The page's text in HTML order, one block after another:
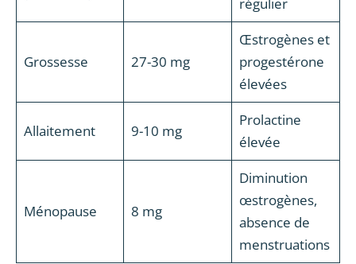
régulier
Grossesse 27-30 mg
Œstrogènes et
progestérone
élevées
Allaitement 9-10 mg
Prolactine
élevée
Ménopause 8 mg
Diminution
œstrogènes,
absence de
menstruations